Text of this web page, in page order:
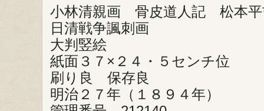
小林清親画 骨皮道人記 松本平
日清戦争諷刺画
大判竪絵
紙面３７×２４・５センチ位
刷り良 保存良
明治２７年（１８９４年）